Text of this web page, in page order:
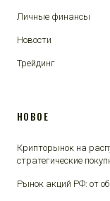
Личные финансы
Новости
Трейдинг
НОВОЕ
Крипторынок на
стратегические
Рынок акций РФ: от